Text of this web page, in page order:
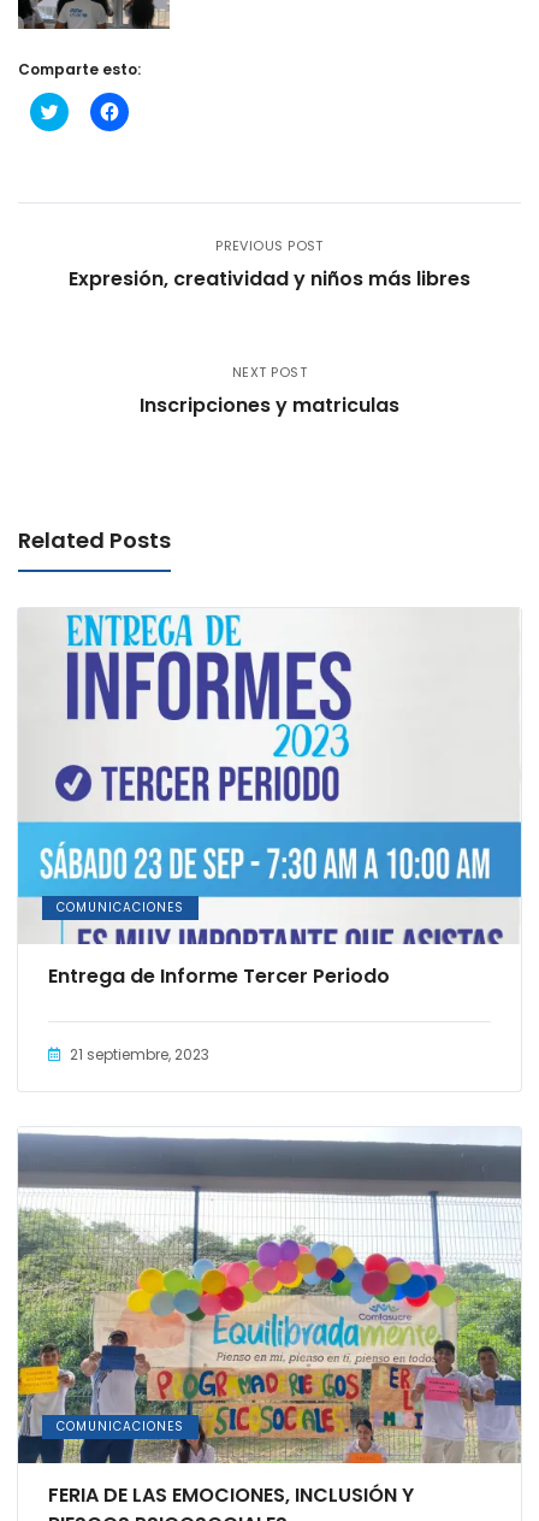
Comparte esto:
Haz
clic
(Se
nueva)
Haz
clic
(Se
ventana
nueva)
PREVIOUS POST
Expresión, creatividad y niños más libres
NEXT POST
Inscripciones y matriculas
Related Posts
COMUNICACIONES
Entrega de Informe Tercer Periodo
21 septiembre, 2023
COMUNICACIONES
FERIA DE LAS EMOCIONES, INCLUSIÓN Y